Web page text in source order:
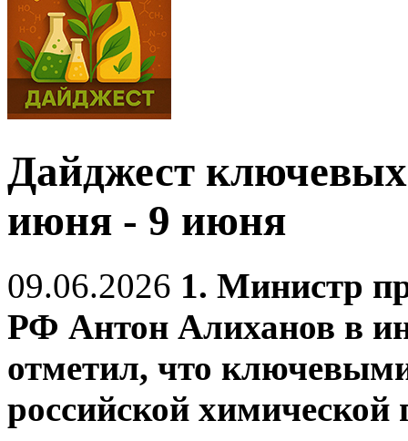
Дайджест
июня - 9 июня
09.06.2026 1. Министр
РФ Антон Алиханов в
отметил, что
российской